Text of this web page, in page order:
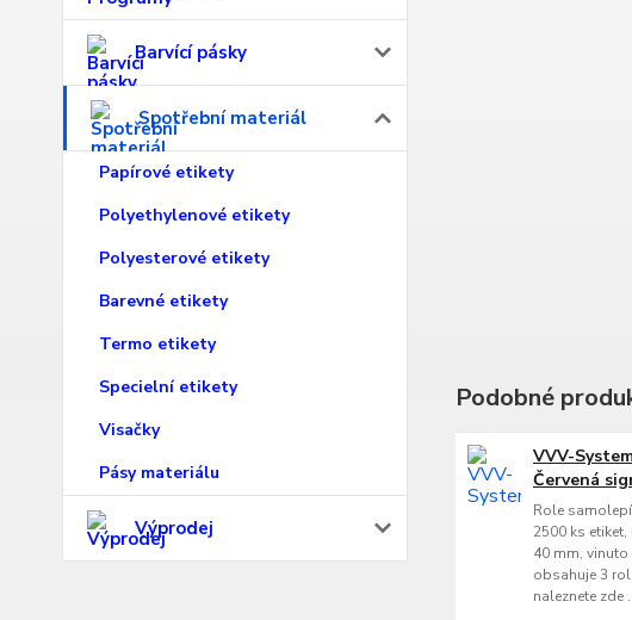
Barvící pásky
Spotřební materiál
Papírové etikety
Polyethylenové etikety
Polyesterové etikety
Barevné etikety
Termo etikety
Specielní etikety
Visačky
Pásy materiálu
Výprodej
Podobné
VVV-
Červená
Role
2500 ks
40 mm,
obsahuje 3
naleznete zde